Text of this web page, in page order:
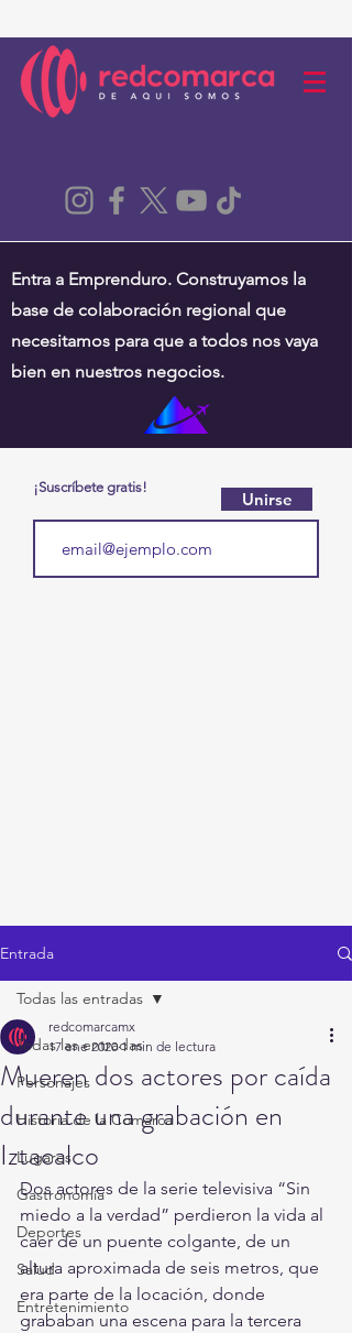
Entra a Emprenduro. Construyamos la
base de colaboración regional que
necesitamos para que a todos nos vaya
bien en nuestros negocios.
¡Suscríbete gratis!
Unirse
Entrada
Todas las entradas
Personajes
Historia de la Comarca
Lugares
Gastronomía
Deportes
Salud
Entretenimiento
Todas las entradas
Mueren dos actores por caída
durante una grabación en
Iztacalco
redcomarcamx
17 ene 2020 1 min de lectura
Dos actores de la serie televisiva “Sin
miedo a la verdad” perdieron la vida al
caer de un puente colgante, de un
altura aproximada de seis metros, que
era parte de la locación, donde
grababan una escena para la tercera